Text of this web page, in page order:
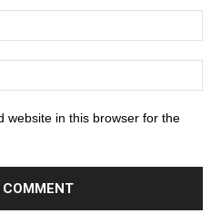
website in this browser for the